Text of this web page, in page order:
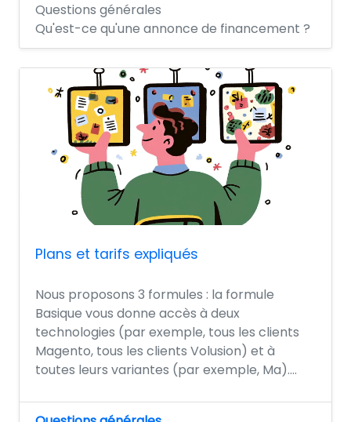
Questions générales
Qu'est-ce qu'une annonce de financement ?
Plans et tarifs expliqués
Nous proposons 3 formules : la formule
Basique vous donne accès à deux
technologies (par exemple, tous les clients
Magento, tous les clients Volusion) et à
toutes leurs variantes (par exemple, Ma)....